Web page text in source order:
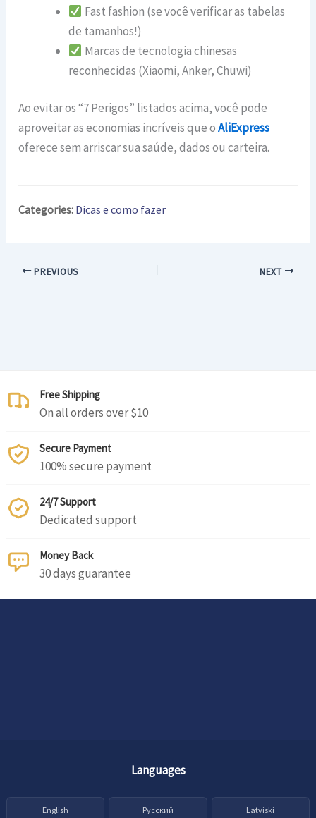
Fast fashion (se você verificar as tabelas
de tamanhos!)
Marcas de tecnologia chinesas
reconhecidas (Xiaomi, Anker, Chuwi)
Ao evitar os “7 Perigos” listados acima, você pode
aproveitar as economias incríveis que oAliExpress
oferece sem arriscar sua saúde, dados ou carteira.
Categories: Dicas e como fazer
PREVIOUS NEXT
Free Shipping
On all orders over $10
Secure Payment
100% secure payment
24/7 Support
Dedicated support
Money Back
30 days guarantee
Languages
English Русский Latviski